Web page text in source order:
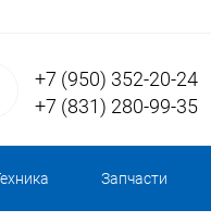
+7 (950) 352-20-24
+7 (831) 280-99-35
Запчасти